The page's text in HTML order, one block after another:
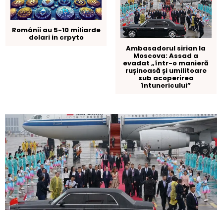
Românii au 5-10 miliarde
dolari in crpyto
Ambasadorul sirian la
Moscova: Assad a
evadat „într-o manieră
rușinoasă și umilitoare
sub acoperirea
întunericului”